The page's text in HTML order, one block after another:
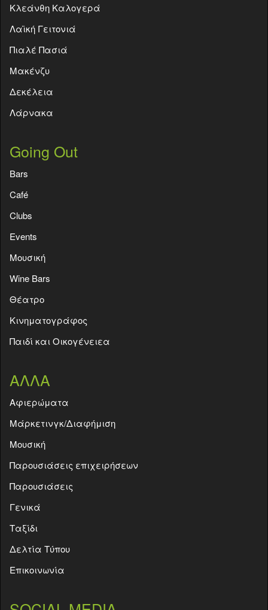
Κλεάνθη Καλογερά
Λαϊκή Γειτονιά
Πιαλέ Πασιά
Μακένζυ
Δεκέλεια
Λάρνακα
Going Out
Bars
Café
Clubs
Events
Moυσική
Wine Bars
Θέατρο
Κινηματογράφος
Παιδί και Οικογένειεα
ΑΛΛΑ
Aφιερώματα
Μάρκετινγκ/Διαφήμιση
Μουσική
Παρουσιάσεις επιχειρήσεων
Παρουσιάσεις
Γενικά
Ταξίδι
Δελτία Τύπου
Επικοινωνία